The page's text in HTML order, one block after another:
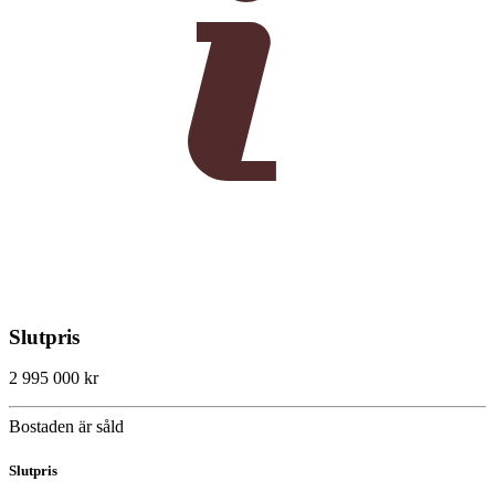
Slutpris
2 995 000 kr
Bostaden är såld
Slutpris